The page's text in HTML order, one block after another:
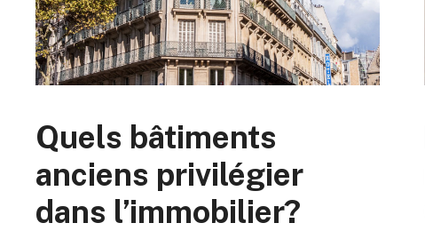
Quels bâtiments
anciens privilégier
dans l’immobilier?